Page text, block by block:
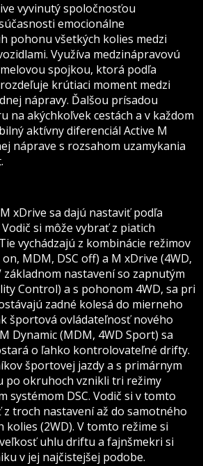
vyvinutý spoločnosťou
emocionálne
pohonu všetkých kolies medzi
Využíva medzinápravovú
spojkou, ktorá podľa
krútiaci moment medzi
nápravy. Ďalšou prísadou
na akýchkoľvek cestách a v každom
aktívny diferenciál Active M
náprave s rozsahom uzamykania
xDrive sa dajú nastaviť podľa
si môže vybrať z piatich
vychádzajú z kombinácie režimov
on, MDM, DSC off) a M xDrive (4WD,
základnom nastavení so zapnutým
Control) a s pohonom 4WD, sa pri
zadné kolesá do mierneho
športová ovládateľnosť nového
Dynamic (MDM, 4WD Sport) sa
o ľahko kontrolovateľné drifty.
športovej jazdy a s primárnym
po okruhoch vznikli tri režimy
systémom DSC. Vodič si v tomto
troch nastavení až do samotného
kolies (2WD). V tomto režime si
uhlu driftu a fajnšmekri si
v jej najčistejšej podobe.